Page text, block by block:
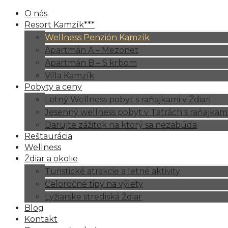
O nás
Resort Kamzík***
Wellness Penzión Kamzík
Apartmán A – Mezonet
Apartmán B – S krbom
Villa Kamzík
Pobyty a ceny
Letný Wellness pobyt s raňajkami v Ždiari
Jesenný wellness pobyt v Tatrách s
Darujte zážitok na ktorý sa nezabúda
Reštaurácia
Wellness
Ždiar a okolie
Turistické atrakcie a letné aktivity
Celoročné tipy na výlety
Lyžiarske strediská Ždiar
Blog
Kontakt